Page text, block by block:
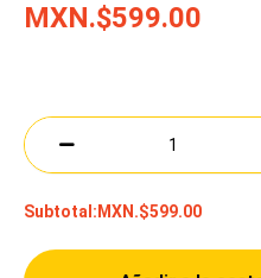
MXN.$599.00
Subtotal: MXN.$599.00